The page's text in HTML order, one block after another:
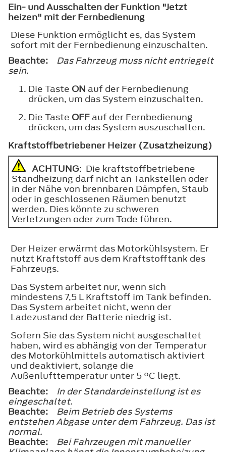
Ein- und Ausschalten der Funktion "Jetzt
heizen" mit der Fernbedienung
Diese Funktion ermöglicht es, das System
sofort mit der Fernbedienung einzuschalten.
Beachte:
Das Fahrzeug muss nicht entriegelt
sein.
Die Taste ON auf der Fernbedienung
drücken, um das System einzuschalten.
Die Taste OFF auf der Fernbedienung
drücken, um das System auszuschalten.
Kraftstoffbetriebener Heizer (Zusatzheizung)
ACHTUNG: Die kraftstoffbetriebene
Standheizung darf nicht an Tankstellen oder
in der Nähe von brennbaren Dämpfen, Staub
oder in geschlossenen Räumen benutzt
werden. Dies könnte zu schweren
Verletzungen oder zum Tode führen.
Der Heizer erwärmt das Motorkühlsystem. Er
nutzt Kraftstoff aus dem Kraftstofftank des
Fahrzeugs.
Das System arbeitet nur, wenn sich
mindestens 7,5 L Kraftstoff im Tank befinden.
Das System arbeitet nicht, wenn der
Ladezustand der Batterie niedrig ist.
Sofern Sie das System nicht ausgeschaltet
haben, wird es abhängig von der Temperatur
des Motorkühlmittels automatisch aktiviert
und deaktiviert, solange die
Außenlufttemperatur unter 5 °C liegt.
Beachte:
In der Standardeinstellung ist es
eingeschaltet.
Beachte:
Beim Betrieb des Systems
entstehen Abgase unter dem Fahrzeug. Das ist
normal.
Beachte:
Bei Fahrzeugen mit manueller